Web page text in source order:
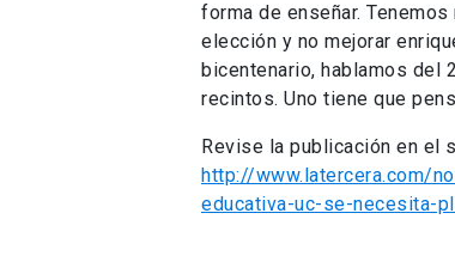
forma de enseñar.
elección y no mejorar
bicentenario, hablamos del
recintos. Uno tiene que
Revise la publicación en el
http://www.latercera.com/
educativa-uc-se-necesita-